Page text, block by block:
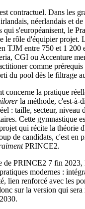
contractuel. Dans les
néerlandais et
qui s'européanisent, le
le rôle d'équipier projet.
TJM entre 750 et 1 200
CGI ou Accenture
comme
du pool dès le filtrage
concerne la pratique
la méthode,
: taille, secteur, niveau
Cette gymnastique
qui récite la théorie
de candidats, c'est en
PRINCE2.
de PRINCE2 7 fin 2023,
modernes :
lien renforcé avec les
sur la version qui sera